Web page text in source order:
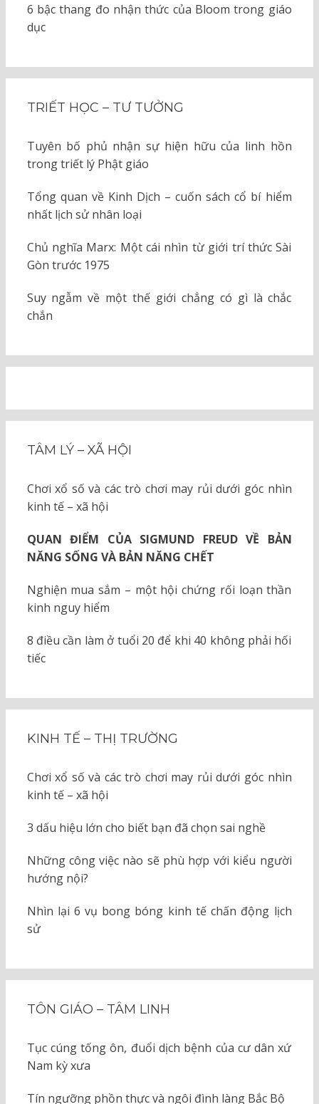
6 bậc thang đo nhận thức của Bloom trong giáo
dục
TRIẾT HỌC – TƯ TƯỞNG
Tuyên bố phủ nhận sự hiện hữu của linh hồn
trong triết lý Phật giáo
Tổng quan về Kinh Dịch – cuốn sách cổ bí hiểm
nhất lịch sử nhân loại
Chủ nghĩa Marx: Một cái nhìn từ giới trí thức Sài
Gòn trước 1975
Suy ngẫm về một thế giới chẳng có gì là chắc
chắn
TÂM LÝ – XÃ HỘI
Chơi xổ số và các trò chơi may rủi dưới góc nhìn
kinh tế – xã hội
QUAN ĐIỂM CỦA SIGMUND FREUD VỀ BẢN
NĂNG SỐNG VÀ BẢN NĂNG CHẾT
Nghiện mua sắm – một hội chứng rối loạn thần
kinh nguy hiểm
8 điều cần làm ở tuổi 20 để khi 40 không phải hối
tiếc
KINH TẾ – THỊ TRƯỜNG
Chơi xổ số và các trò chơi may rủi dưới góc nhìn
kinh tế – xã hội
3 dấu hiệu lớn cho biết bạn đã chọn sai nghề
Những công việc nào sẽ phù hợp với kiểu người
hướng nội?
Nhìn lại 6 vụ bong bóng kinh tế chấn động lịch
sử
TÔN GIÁO – TÂM LINH
Tục cúng tống ôn, đuổi dịch bệnh của cư dân xứ
Nam kỳ xưa
Tín ngưỡng phồn thực và ngôi đình làng Bắc Bộ